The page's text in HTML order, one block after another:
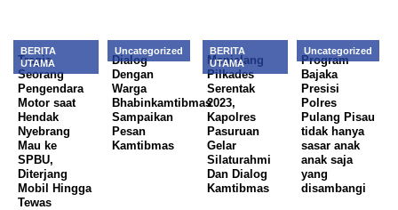
BERITA
UTAMA
Tragis,
Seorang
Pengendara
Motor saat
Hendak
Nyebrang
Mau ke
SPBU,
Diterjang
Mobil Hingga
Tewas
Uncategorized
Dialog
Dengan
Warga
Bhabinkamtibmas
Sampaikan
Pesan
Kamtibmas
BERITA
UTAMA
Menjelang
Pilkades
Serentak
2023,
Kapolres
Pasuruan
Gelar
Silaturahmi
Dan Dialog
Kamtibmas
Uncategorized
Program
Bajaka
Presisi
Polres
Pulang Pisau
tidak hanya
sasar anak
anak saja
yang
disambangi